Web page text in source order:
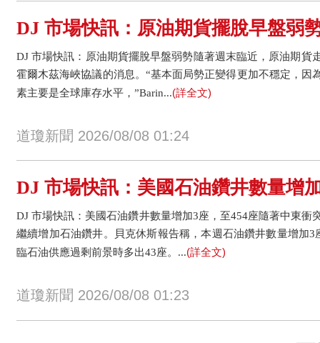
DJ 市場快訊：原油期貨擺脫早盤弱
DJ 市場快訊：原油期貨擺脫早盤弱勢隨著週末臨近，原油期貨
霍爾木茲海峽協議的消息。“基本面局勢正變得更加不穩定，因
素主要是全球庫存水平，”Barin...(詳全文)
道瓊新聞 2026/08/08 01:24
DJ 市場快訊：美國石油鑽井數量增
DJ 市場快訊：美國石油鑽井數量增加3座，至454座隨著中東衝
繼續增加石油鑽井。貝克休斯報告稱，本週石油鑽井數量增加
臨石油供應過剩前景時多出43座。...(詳全文)
道瓊新聞 2026/08/08 01:23